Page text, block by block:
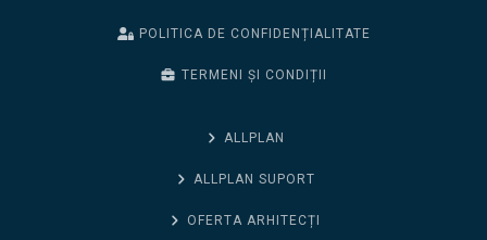
POLITICA DE CONFIDENȚIALITATE
TERMENI ȘI CONDIȚII
ALLPLAN
ALLPLAN SUPORT
OFERTA ARHITECȚI